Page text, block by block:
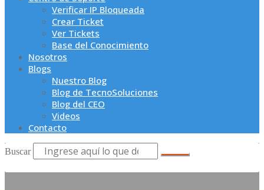
Verificar IP Bloqueada
Crear Ticket
Ver Tickets
Base del Conocimiento
Nosotros
Blogs
Nuestro Blog
Blog de TecnoSoluciones
Blog del CEO
Videos
Contacto
Buscar